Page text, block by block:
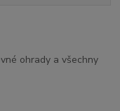
ohrady a všechny